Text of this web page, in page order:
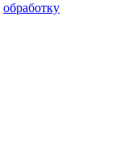
обработку